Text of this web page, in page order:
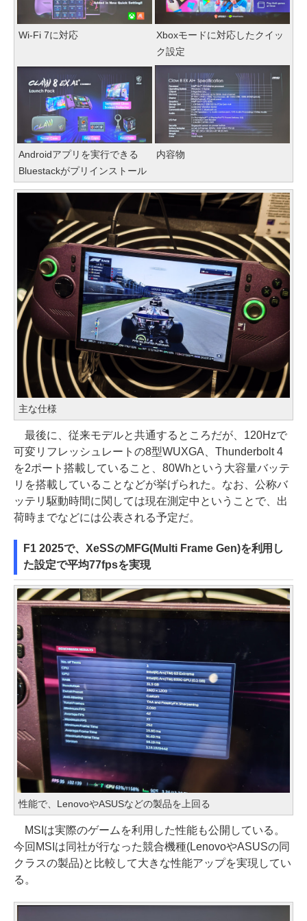
Wi-Fi 7に対応
Xboxモードに対応したクイッ
ク設定
Androidアプリを実行できる
Bluestackがプリインストール
内容物
主な仕様
最後に、従来モデルと共通するところだが、120Hzで
可変リフレッシュレートの8型WUXGA、Thunderbolt 4
を2ポート搭載していること、80Whという大容量バッテ
リを搭載していることなどが挙げられた。なお、公称バ
ッテリ駆動時間に関しては現在測定中ということで、出
荷時までなどには公表される予定だ。
F1 2025で、XeSSのMFG(Multi Frame Gen)を利用し
た設定で平均77fpsを実現
性能で、LenovoやASUSなどの製品を上回る
MSIは実際のゲームを利用した性能も公開している。
今回MSIは同社が行なった競合機種(LenovoやASUSの同
クラスの製品)と比較して大きな性能アップを実現してい
る。